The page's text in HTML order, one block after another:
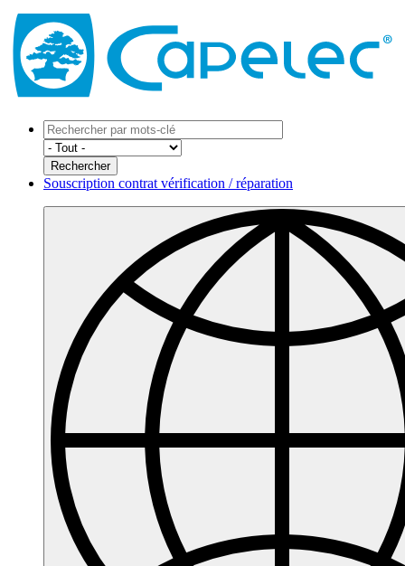
Souscription contrat vérification / réparation